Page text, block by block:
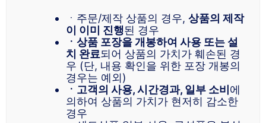
ㆍ주문/제작 상품의 경우, 상품의 제작
이 이미 진행된 경우
ㆍ상품 포장을 개봉하여 사용 또는 설
치 완료되어 상품의 가치가 훼손된 경
우 (단, 내용 확인을 위한 포장 개봉의
경우는 예외)
ㆍ고객의 사용, 시간경과, 일부 소비 에
의하여 상품의 가치가 현저히 감소한
경우